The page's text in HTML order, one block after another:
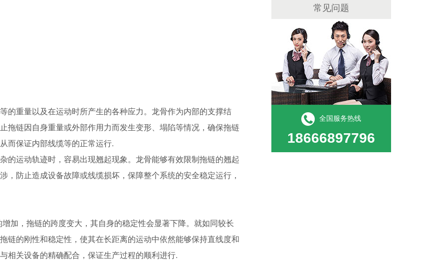
的重量以及在运动时所产生的各种应力。龙骨作为内部的支撑结
拖链因自身重量或外部作用力而发生变形、塌陷等情况，确保拖链
而保证内部线缆等的正常运行.
的运动轨迹时，容易出现翘起现象。龙骨能够有效限制拖链的翘起
防止造成设备故障或线缆损坏，保障整个系统的安全稳定运行，
加，拖链的跨度变大，其自身的稳定性会显著下降。就如同较长
链的刚性和稳定性，使其在长距离的运动中依然能够保持直线度和
相关设备的精确配合，保证生产过程的顺利进行.
常见问题
全国服务热线
18666897796